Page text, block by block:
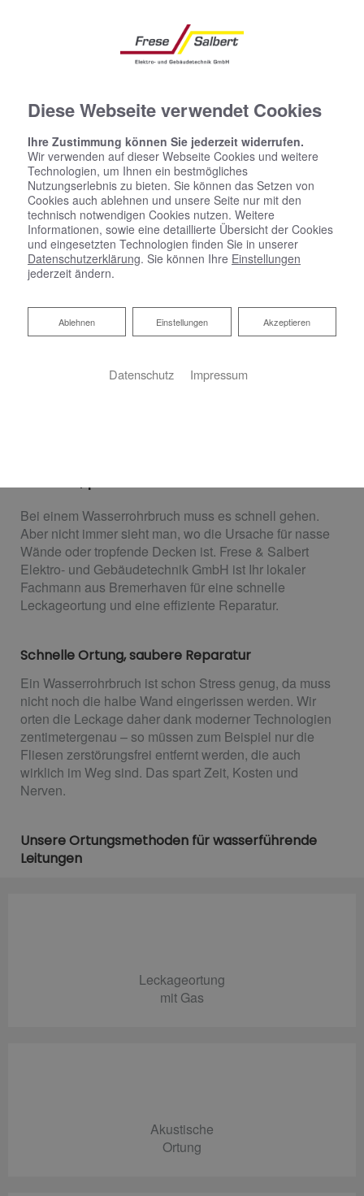
Leckageortung von Frese &
Bei einem Wasserrohrbruch muss es schnell gehen.
Aber nicht immer sieht man, wo die Ursache für nasse
Wände oder tropfende Decken ist. Frese & Salbert
Elektro- und Gebäudetechnik GmbH ist Ihr lokaler
Fachmann aus Bremerhaven für eine schnelle
Leckageortung und eine effiziente Reparatur.
Schnelle Ortung, saubere Reparatur
Ein Wasserrohrbruch ist schon Stress genug, da muss
nicht noch die halbe Wand eingerissen werden. Wir
orten die Leckage daher dank moderner Technologien
zentimetergenau – so müssen zum Beispiel nur die
Fliesen zerstörungsfrei entfernt werden, die auch
wirklich im Weg sind. Das spart Zeit, Kosten und
Nerven.
Unsere Ortungsmethoden für wasserführende
Leitungen
Leckageortung
mit Gas
Akustische
Ortung
Diese Webseite verwendet Cookies
Ihre Zustimmung können Sie jederzeit widerrufen.
Wir verwenden auf dieser Webseite Cookies und weitere
Technologien, um Ihnen ein bestmögliches
Nutzungserlebnis zu bieten. Sie können das Setzen von
Cookies auch ablehnen und unsere Seite nur mit den
technisch notwendigen Cookies nutzen. Weitere
Informationen, sowie eine detaillierte Übersicht der Cookies
und eingesetzten Technologien finden Sie in unserer
Datenschutzerklärung. Sie können Ihre Einstellungen
jederzeit ändern.
Akzeptieren
Einstellungen
Ablehnen
Ablehnen
Datenschutz Impressum